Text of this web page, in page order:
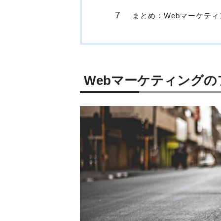
まとめ：Webマーケテ
Webマーケティング